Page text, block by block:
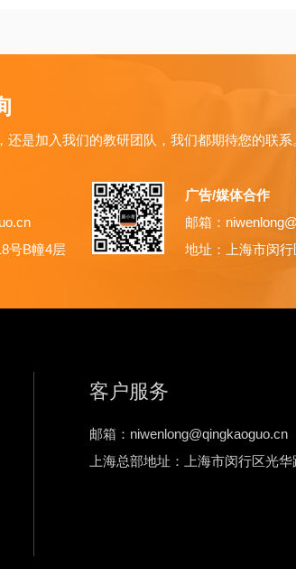
还是加入我们的教研团队，我们都期待您的联
号B幢4层
广告/媒体合作
邮箱：
地址：上海市闵
客户服务
邮箱：niwenlong@qingkaoguo.cn
上海总部地址：上海市闵行区光